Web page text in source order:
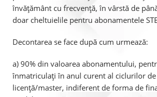
învățământ cu frecvență, în vârstă de
doar cheltuielile pentru abonamentele
Decontarea se face după cum urmează:
a) 90% din valoarea abonamentului,
înmatriculați în anul curent al ciclurilor
licență/master, indiferent de forma de